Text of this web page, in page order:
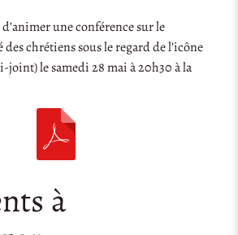
une conférence sur le
chrétiens sous le regard de l’icône
joint) le samedi 28 mai à 20h30 à la
à